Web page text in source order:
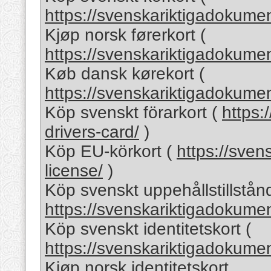
https://
Kjøp norsk førerkort (
https://
Køb dansk kørekort (
https://
Köp svenskt förarkort (
drivers-card/ )
Köp EU-körkort ( https://
license/ )
Köp svenskt
https://
Köp svenskt identitetskort (
https://